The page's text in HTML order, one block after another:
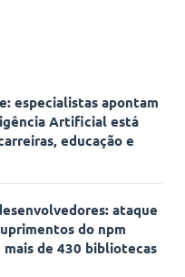
especialistas apontam
Artificial está
educação e
ataque
do npm
de 430 bibliotecas